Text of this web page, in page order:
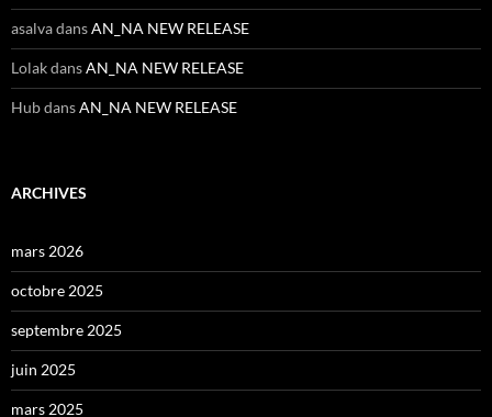
asalvadansAN_NA NEW RELEASE
LolakdansAN_NA NEW RELEASE
HubdansAN_NA NEW RELEASE
ARCHIVES
mars 2026
octobre 2025
septembre 2025
juin 2025
mars 2025